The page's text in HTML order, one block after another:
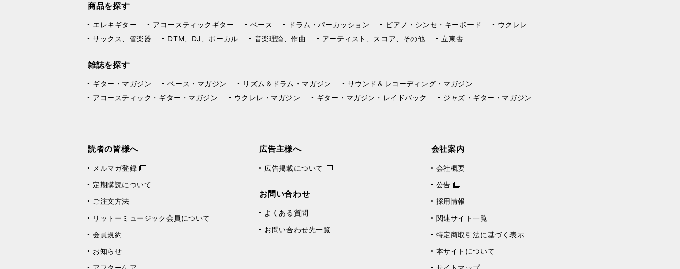
商品を探す
エレキギター アコースティックギター ベース ドラム・パーカッション ピアノ・シンセ・キーボード
ウクレレ
サックス、管楽器
DTM、DJ、ボーカル 音楽理論、作曲 アーティスト、スコア、その他 立東舎
雑誌を探す
ギター・マガジン ベース・マガジン リズム＆ドラム・マガジン
サウンド＆レコーディング・マガジン
アコースティック・ギター・マガジン
ウクレレ・マガジン ギター・マガジン・レイドバック ジャズ・ギター・マガジン
読者の皆様へ
メルマガ登録
定期購読について
ご注文方法
リットーミュージック会員について
会員規約
お知らせ
広告主様へ
広告掲載について
お問い合わせ
よくある質問
お問い合わせ先一覧
会社案内
会社概要
公告
採用情報
関連サイト一覧
特定商取引法に基づく表示
本サイトについて